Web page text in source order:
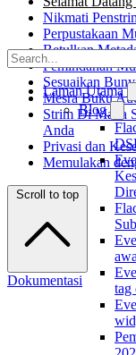
Laman Utama
Blog
tag
Nikmati
Perpustakaan
Betulkan
Pemindahan
Sesuaikan
Mesra Buku
Strim Di Mana
Anda
Privasi dan
Memulakan
Scroll to top
Dokumentasi